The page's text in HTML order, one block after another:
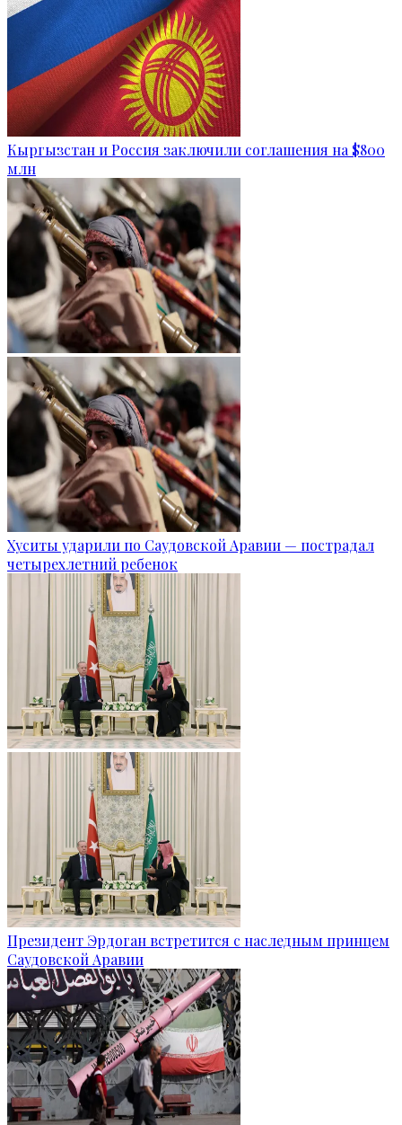
Кыргызстан и Россия заключили соглашения на $800
млн
Хуситы ударили по Саудовской Аравии — пострадал
четырехлетний ребенок
Президент Эрдоган встретится с наследным принцем
Саудовской Аравии